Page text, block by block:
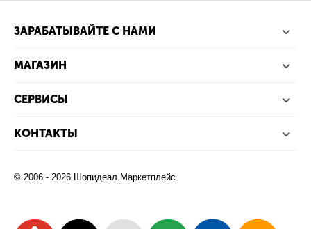
ЗАРАБАТЫВАЙТЕ С НАМИ
МАГАЗИН
СЕРВИСЫ
КОНТАКТЫ
© 2006 - 2026 Шопидеал.Маркетплейс